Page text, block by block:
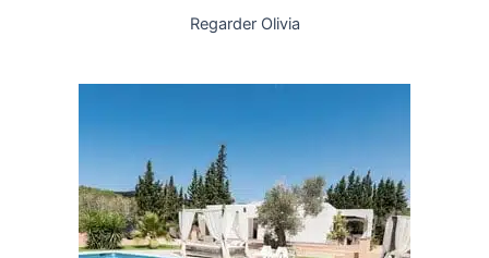
Regarder Olivia